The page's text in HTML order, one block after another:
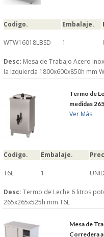
Codigo. Embalaje.
WTW16018LBSD 1
Desc: Mesa de Trabajo Acero
la Izquierda 1800x600x850h mm
Termo de
medidas
Ver Más
Codigo. Embalaje.
T6L 1
Desc: Termo de Leche 6 litros
265x265x525h mm T6L
Mesa de
Corredera